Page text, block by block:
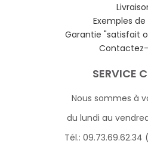
Exemples
Garantie "satisfait
SERVICE
Nous sommes à
du lundi au
Tél.: